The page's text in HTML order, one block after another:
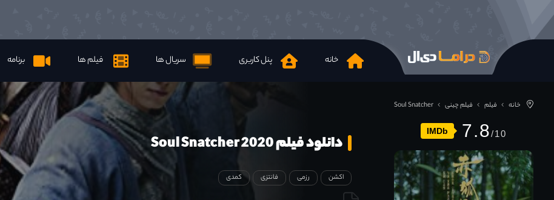
خانه پنل کاربری سریال ها فیلم ها برنامه
خانه فیلم فیلم چینی Soul Snatcher
IMDb 7.8
دانلود فیلم Soul Snatcher 2020
اکشن رزمی فانتزی کمدی